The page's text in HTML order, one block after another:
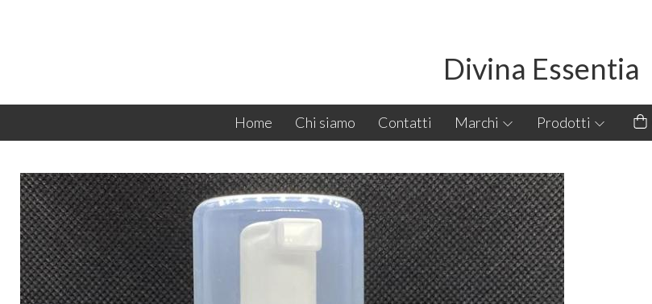
Divina Essentia
Home Chi siamo Contatti Marchi Prodotti